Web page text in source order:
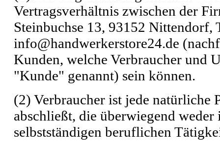
Vertragsverhältnis zwischen der
Steinbuchse 13, 93152
info@handwerkerstore24.de
Kunden, welche Verbraucher und
"Kunde" genannt) sein können.
(2) Verbraucher ist jede natürliche
abschließt, die überwiegend
selbstständigen beruflichen